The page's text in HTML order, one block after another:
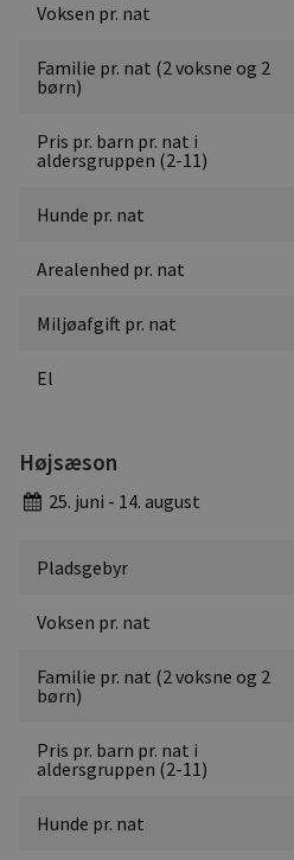
Voksen pr. nat
Familie pr. nat (2 voksne og 2
børn)
Pris pr. barn pr. nat i
aldersgruppen (2-11)
Hunde pr. nat
Arealenhed pr. nat
Miljøafgift pr. nat
El
Højsæson
25. juni - 14. august
Pladsgebyr
Voksen pr. nat
Familie pr. nat (2 voksne og 2
børn)
Pris pr. barn pr. nat i
aldersgruppen (2-11)
Hunde pr. nat